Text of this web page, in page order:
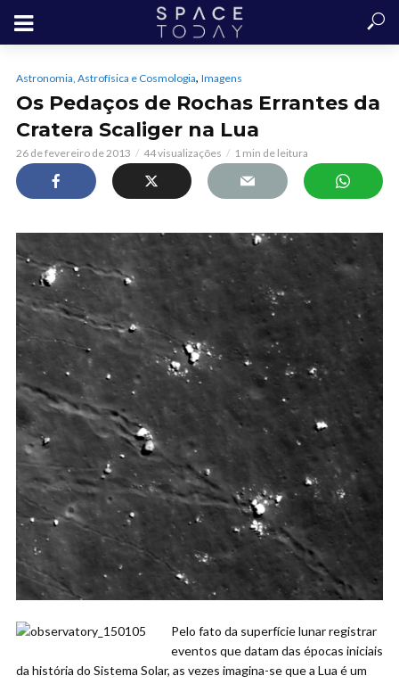
Astronomia, Astrofísica e Cosmologia, Imagens
Os Pedaços de Rochas Errantes da
Cratera Scaliger na Lua
26 de fevereiro de 2013 44 visualizações 1 min de leitura
Pelo fato da superfície lunar registrar
eventos que datam das épocas iniciais
da história do Sistema Solar, as vezes imagina-se que a Lua é um